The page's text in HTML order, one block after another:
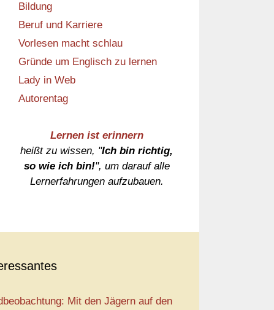
Bildung
Beruf und Karriere
Vorlesen macht schlau
Gründe um Englisch zu lernen
Lady in Web
Autorentag
Lernen ist erinnern
heißt zu wissen, "Ich bin richtig,
so wie ich bin!", um darauf alle
Lernerfahrungen aufzubauen.
Mit den Jägern auf den